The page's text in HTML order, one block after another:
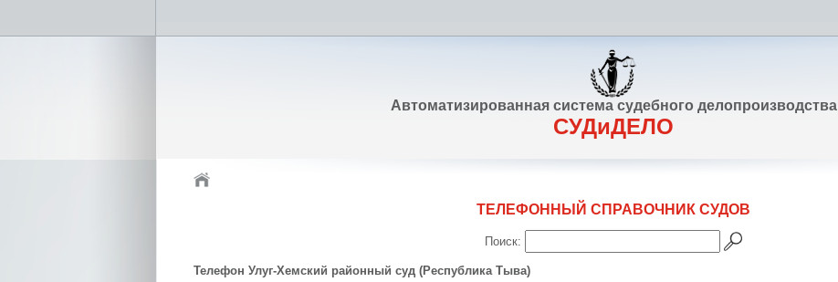
Автоматизированная система судебного делопроизводства
СУДиДЕЛО
ТЕЛЕФОННЫЙ СПРАВОЧНИК СУДОВ
Поиск:
Телефон Улуг-Хемский районный суд (Республика Тыва)